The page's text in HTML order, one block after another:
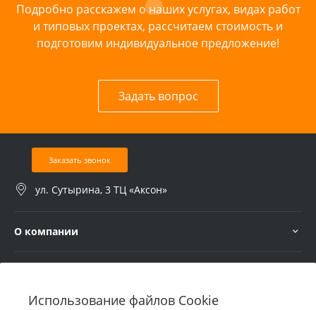
Использование файлов Cookie
Подробно расскажем о наших услугах, видах работ
и типовых проектах, рассчитаем стоимость и
подготовим индивидуальное предложение!
Задать вопрос
Заказать звонок
ул. Сутырина, 3 ТЦ «Аксон»
О компании